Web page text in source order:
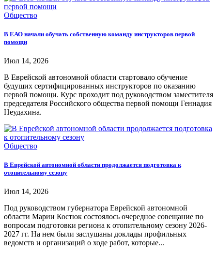
Общество
В ЕАО начали обучать собственную команду инструкторов первой
помощи
Июл 14, 2026
В Еврейской автономной области стартовало обучение
будущих сертифицированных инструкторов по оказанию
первой помощи. Курс проходит под руководством заместителя
председателя Российского общества первой помощи Геннадия
Неудахина.
Общество
В Еврейской автономной области продолжается подготовка к
отопительному сезону
Июл 14, 2026
Под руководством губернатора Еврейской автономной
области Марии Костюк состоялось очередное совещание по
вопросам подготовки региона к отопительному сезону 2026-
2027 гг. На нем были заслушаны доклады профильных
ведомств и организаций о ходе работ, которые...